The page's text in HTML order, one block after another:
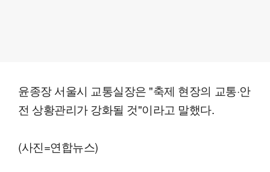
윤종장 서울시 교통실장은 "축제 현장의 교통·안
전 상황관리가 강화될 것"이라고 말했다.
(사진=연합뉴스)